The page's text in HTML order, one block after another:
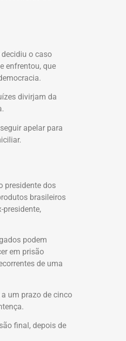
decidiu o caso
enfrentou, que
divirjam da
apelar para
presidente dos
brasileiros
presidente,
podem
em prisão
de uma
um prazo de cinco
final, depois de